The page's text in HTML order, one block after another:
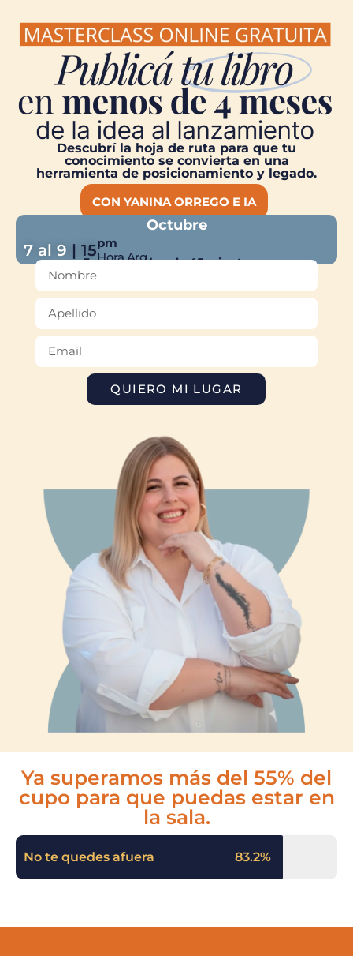
Descubrí la hoja de ruta para que tu
conocimiento se convierta en una
herramienta de posicionamiento y legado.
CON YANINA ORREGO E IA
Octubre
7 al 9 | 15pm
Hora Arg
3 sesiones de solo 45 minutos
QUIERO MI LUGAR
Ya superamos más del 55% del
cupo para que puedas estar en
la sala.
No te quedes afuera 83.2%